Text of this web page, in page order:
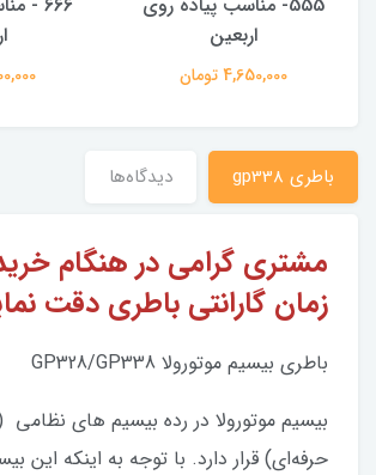
اربعین
4,650,000 تومان
باطری gp338 دیدگاه‌ها
مشتری گرامی در هنگام
زمان گارانتی باطری دقت
باطری بیسیم موتورولا GP328/GP338
بیسیم موتورولا در رده بیسیم های نظامی
حرفه‌ای) قرار دارد. با توجه به اینکه این